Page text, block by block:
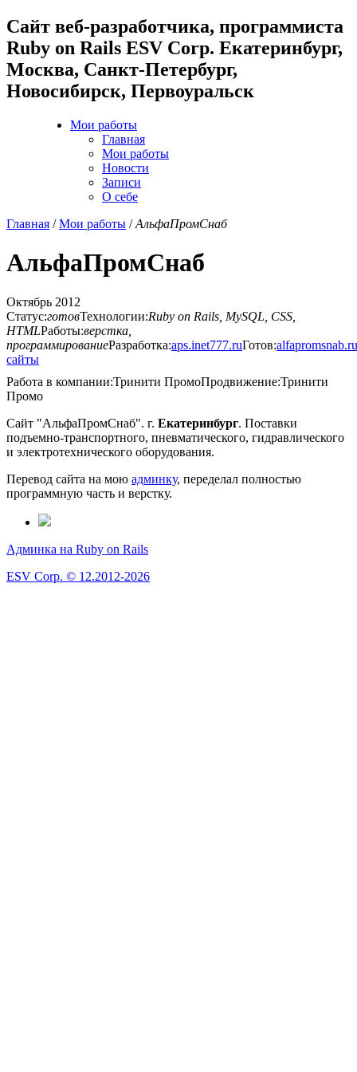
Cайт веб-разработчика, программиста
Ruby on Rails ESV Corp. Екатеринбург,
Москва, Санкт-Петербург,
Новосибирск, Первоуральск
Мои работы
Главная
Мои работы
Новости
Записи
О себе
Главная /Мои работы /АльфаПромСнаб
АльфаПромСнаб
Октябрь 2012
Статус:готовТехнологии:Ruby on Rails, MySQL, CSS,
HTMLРаботы:верстка,
программированиеРазработка:aps.inet777.ruГотов:alfapromsnab.ru
сайты
Работа в компании:Тринити ПромоПродвижение:Тринити
Промо
Сайт "АльфаПромСнаб". г. Екатеринбург. Поставки
подъемно-транспортного, пневматического, гидравлического
и электротехнического оборудования.
Перевод сайта на мою админку, переделал полностью
программную часть и верстку.
Админка на Ruby on Rails
ESV Corp. © 12.2012-2026